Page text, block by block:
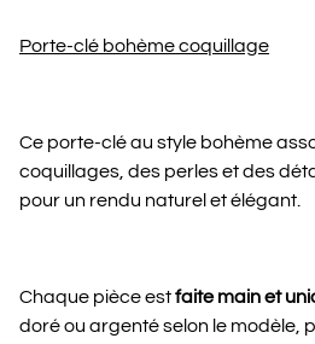
Porte-clé bohème coquillage
Ce porte-clé au style bohème
coquillages, des perles et des
pour un rendu naturel et élégant.
Chaque pièce estfaite main et
doré ou argenté selon le modèle,